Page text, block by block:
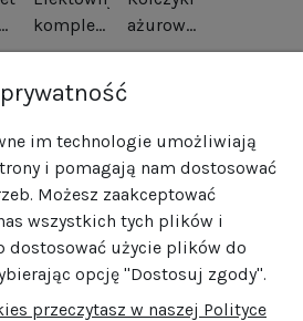
komplet
kwiaty
oksydowane
ażurowe
kwiatki
srebro
pozłacane
im technologie umożliwiają
i pomagają nam dostosować
Możesz zaakceptować
wszystkich tych plików i
dostosować użycie plików do
opcję "Dostosuj zgody".
przeczytasz w naszej Polityce